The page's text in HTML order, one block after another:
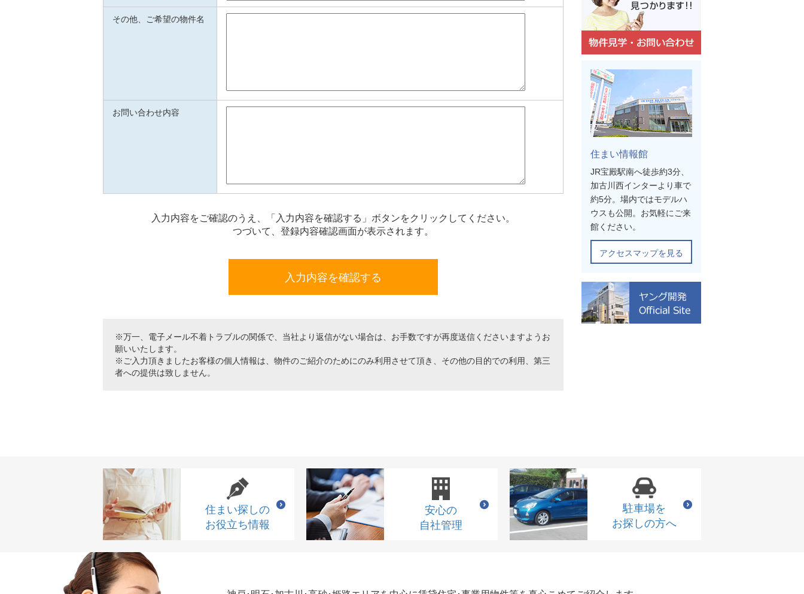
その他、ご希望の物件名
お問い合わせ内容
入力内容をご確認のうえ、「入力内容を確認する」ボタンをクリックしてください。
つづいて、登録内容確認画面が表示されます。
※万一、電子メール不着トラブルの関係で、当社より返信がない場合は、お手数ですが再度送信くださいますようお
願いいたします。
※ご入力頂きましたお客様の個人情報は、物件のご紹介のためにのみ利用させて頂き、その他の目的での利用、第三
者への提供は致しません。
住まい情報館
JR宝殿駅南へ徒歩約3分、
加古川西インターより車で
約5分。場内ではモデルハ
ウスも公開。お気軽にご来
館ください。
アクセスマップを見る
住まい探しの
お役立ち情報
安心の
自社管理
駐車場を
お探しの方へ